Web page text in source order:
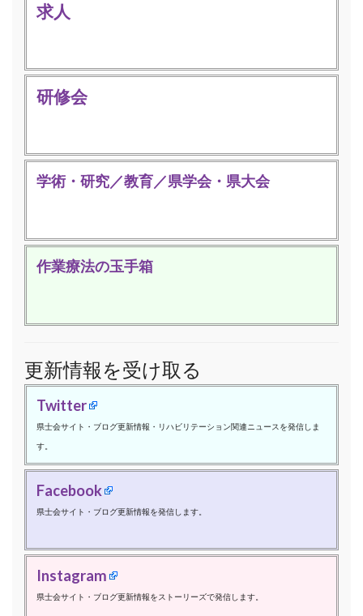
求人
研修会
学術・研究／教育／県学会・県大会
作業療法の玉手箱
更新情報を受け取る
Twitter
県士会サイト・ブログ更新情報・リハビリテーション関連ニュースを発信しま
す。
Facebook
県士会サイト・ブログ更新情報を発信します。
Instagram
県士会サイト・ブログ更新情報をストーリーズで発信します。